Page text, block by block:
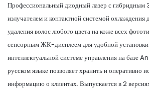
Профессиональный диодный лазер с гибридным
излучателем и контактной системой охлаждения
удаления волос любого цвета на коже всех
сенсорным ЖК-дисплеем для удобной установки
интеллектуальной системе управления на базе
русском языке позволяет хранить и оперативно
информацию о клиентах. Выпускается в 2